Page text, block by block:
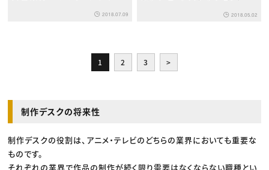
2018.07.09 2018.05.02
1 2 3 >
制作デスクの将来性
制作デスクの役割は、アニメ・テレビのどちらの業界においても重要な
ものです。
それぞれの業界で作品の制作が続く限り需要はなくならない職種とい